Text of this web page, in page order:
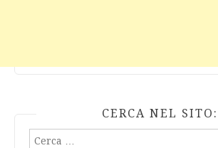
CERCA NEL SITO:
Ricerca